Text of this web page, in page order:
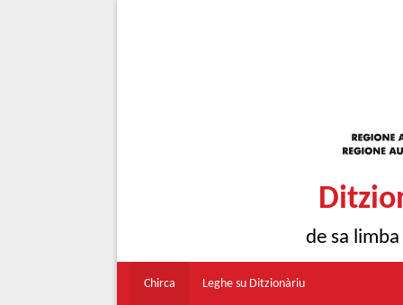
de sa
Chirca Leghe su Ditzionàriu